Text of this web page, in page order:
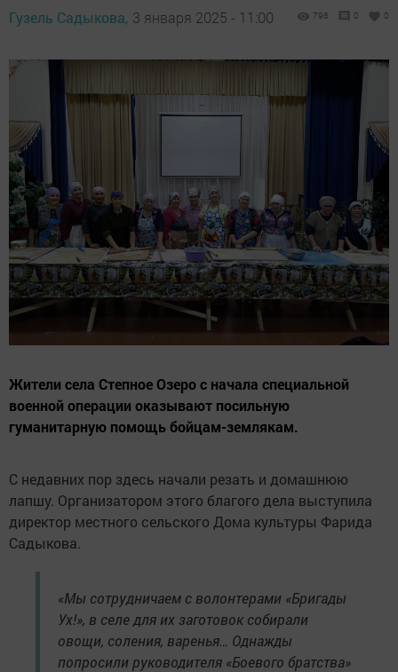
Гузель Садыкова, 3 января 2025 - 11:00 796 0 0
Жители села Степное Озеро с начала специальной
военной операции оказывают посильную
гуманитарную помощь бойцам-землякам.
С недавних пор здесь начали резать и домашнюю
лапшу. Организатором этого благого дела выступила
директор местного сельского Дома культуры Фарида
Садыкова.
«Мы сотрудничаем с волонтерами «Бригады
Ух!», в селе для их заготовок собирали
овощи, соления, варенья… Однажды
попросили руководителя «Боевого братства»